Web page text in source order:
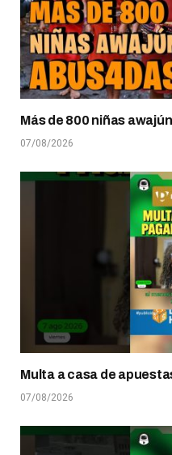
Más de 800 niñas
07/08/2026
Multa a casa de
07/08/2026